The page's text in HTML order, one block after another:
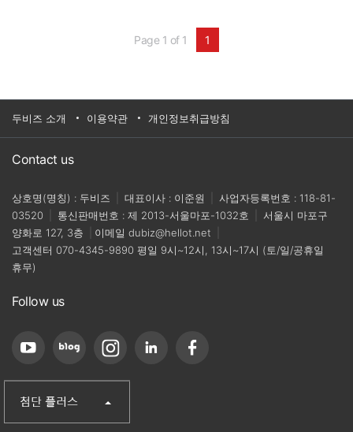
Page 1 of 1 1
두비즈 소개 이용약관 개인정보취급방침
Contact us
상호명(명칭) : 두비즈 대표이사 : 이준원
사업자등록번호 : 118-81-
03520
통신판매번호 : 제 2013-서울마포-1032호
서울시 마포구
양화로 127, 3층
이메일 dubiz@hellot.net
고객센터 070-4345-9890 평일 9시~12시, 13시~17시 (토/일/공휴일
휴무)
Follow us
(주)첨단
산업단지신문